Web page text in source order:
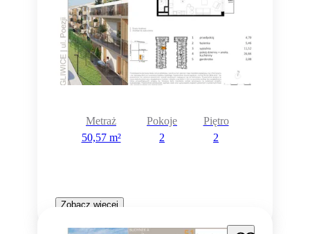
Metraż
50,57 m²
Pokoje
2
Piętro
2
Zobacz więcej